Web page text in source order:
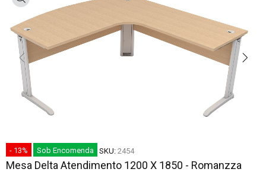
- 13% Sob Encomenda SKU: 2454
Mesa Delta Atendimento 1200 X 1850 - Romanzza